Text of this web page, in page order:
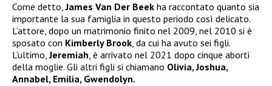
Come detto,James Van Der Beek ha raccontato quanto sia
importante la sua famiglia in questo periodo così delicato.
L’attore, dopo un matrimonio finito nel 2009, nel 2010 si è
sposato con Kimberly Brook, da cui ha avuto sei figli.
L’ultimo,Jeremiah, è arrivato nel 2021 dopo cinque aborti
della moglie. Gli altri figli si chiamano Olivia, Joshua,
Annabel, Emilia, Gwendolyn.